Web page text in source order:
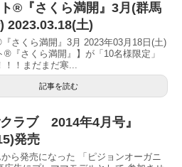
®︎『さくら満開』3月(群馬
2023.03.18(土)
さくら満開』3月 2023年03月18日(土)
®︎『さくら満開』】が「10名様限定」
！！まだまだ寒...
記事を読む
クラブ 2014年4月号』
発売
ら発売になった 「ピジョンオーガニ